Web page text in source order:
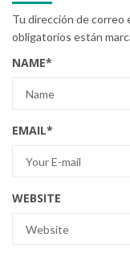
Tu dirección de correo
obligatorios están
NAME*
EMAIL*
WEBSITE